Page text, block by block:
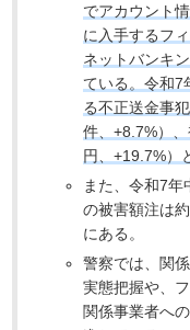
でアカウント
に入手するフ
ネットバンキ
ている。令和7
る不正送金事
件、+8.7%）
円、+19.7%）
また、令和7
の被害額注は
にある。
警察では、関
実態把握や、
関係事業者へ